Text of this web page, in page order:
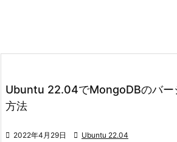
Ubuntu 22.04でMongoDBのバー
方法
 2022年4月29日  Ubuntu 22.04